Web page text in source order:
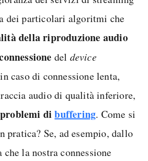
dei particolari algoritmi che
della riproduzione audio
del device
caso di connessione lenta,
audio di qualità inferiore,
problemi dibuffering. Come si
pratica? Se, ad esempio, dallo
la nostra connessione